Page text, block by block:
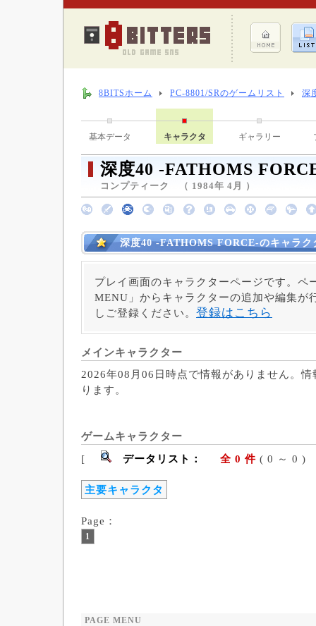
8BITSホーム PC-8801/SRのゲームリスト 深
基本データ キャラクタ ギャラリー
深度40 -FATHOMS
コンプティーク （ 1984年 4月 ）
深度40 -FATHOMS FORCE-のキャラク
プレイ画面のキャラクターページです。ペ
MENU」からキャラクターの追加や編集が
しご登録ください。 登録はこちら
メインキャラクター
2026年08月06日時点で情報がありません。
ります。
ゲームキャラクター
[
データリスト： 全 0 件 ( 0
主要キャラクタ
Page：
1
PAGE MENU